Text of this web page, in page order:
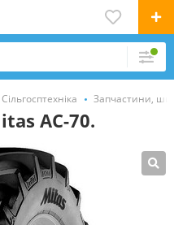
Сільгосптехніка Запчастини,
AC-70.